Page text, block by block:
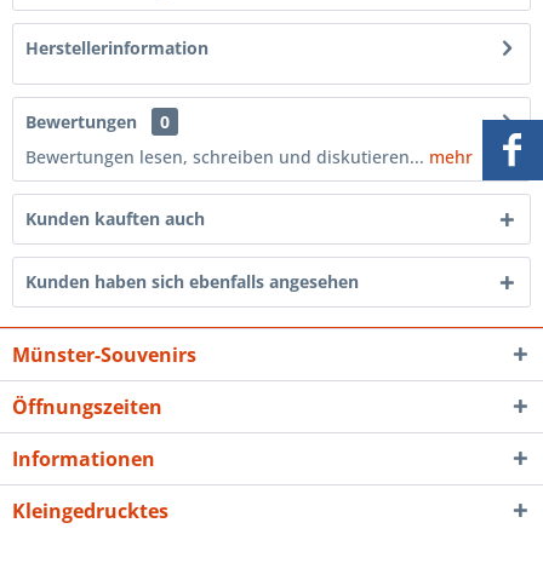
Herstellerinformation
Bewertungen
0
Bewertungen lesen, schreiben und diskutieren... mehr
Kunden kauften auch
Kunden haben sich ebenfalls angesehen
Münster-Souvenirs
Öffnungszeiten
Informationen
Kleingedrucktes